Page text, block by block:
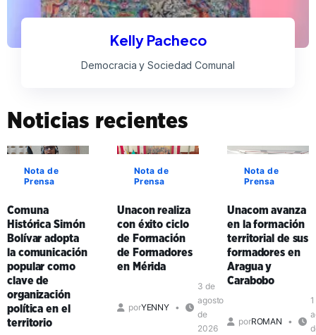
Kelly Pacheco
Democracia y Sociedad Comunal
Noticias recientes
Nota de
Prensa
Comuna
Histórica Simón
Bolívar adopta
la comunicación
popular como
clave de
organización
política en el
territorio
Nota de
Prensa
Unacon realiza
con éxito ciclo
de Formación
de Formadores
en Mérida
porYENNY
3 de
agosto
de
2026
Nota de
Prensa
Unacom avanza
en la formación
territorial de sus
formadores en
Aragua y
Carabobo
porROMAN